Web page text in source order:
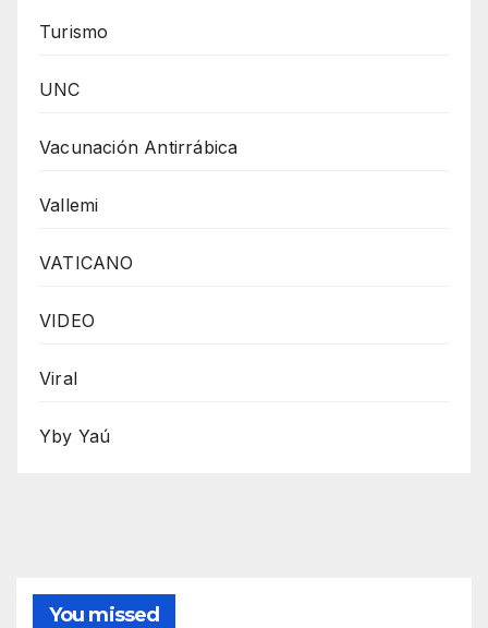
Turismo
UNC
Vacunación Antirrábica
Vallemi
VATICANO
VIDEO
Viral
Yby Yaú
You missed